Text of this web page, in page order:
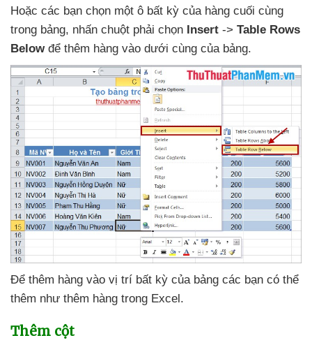
Hoặc các bạn chọn một ô bất kỳ của hàng cuối cùng
trong bảng, nhấn chuột phải chọn Insert -> Table Rows
Below để thêm hàng vào dưới cùng của bảng.
Để thêm hàng vào vị trí bất kỳ của bảng các bạn có thể
thêm như thêm hàng trong Excel.
Thêm cột